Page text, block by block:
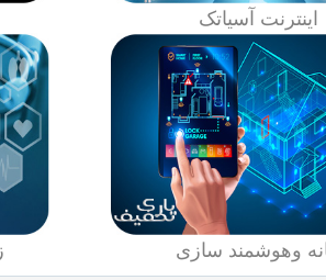
اینترنت آسیاتک
وهوشمند سازی